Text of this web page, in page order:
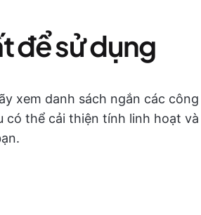
để sử dụng
xem danh sách ngắn các công
có thể cải thiện tính linh hoạt và